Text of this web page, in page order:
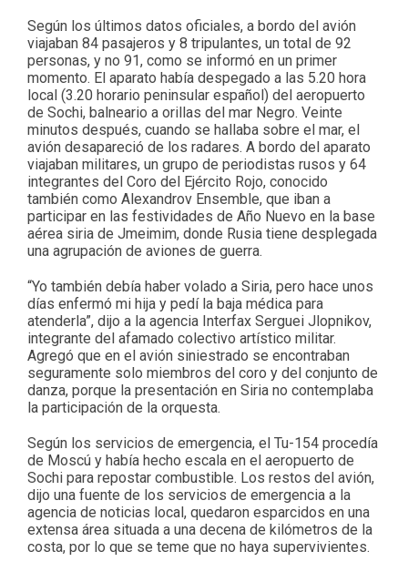
Según los últimos datos oficiales, a bordo del avión
viajaban 84 pasajeros y 8 tripulantes, un total de 92
personas, y no 91, como se informó en un primer
momento. El aparato había despegado a las 5.20 hora
local (3.20 horario peninsular español) del aeropuerto
de Sochi, balneario a orillas del mar Negro. Veinte
minutos después, cuando se hallaba sobre el mar, el
avión desapareció de los radares. A bordo del aparato
viajaban militares, un grupo de periodistas rusos y 64
integrantes del Coro del Ejército Rojo, conocido
también como Alexandrov Ensemble, que iban a
participar en las festividades de Año Nuevo en la base
aérea siria de Jmeimim, donde Rusia tiene desplegada
una agrupación de aviones de guerra.
“Yo también debía haber volado a Siria, pero hace unos
días enfermó mi hija y pedí la baja médica para
atenderla”, dijo a la agencia Interfax Serguei Jlopnikov,
integrante del afamado colectivo artístico militar.
Agregó que en el avión siniestrado se encontraban
seguramente solo miembros del coro y del conjunto de
danza, porque la presentación en Siria no contemplaba
la participación de la orquesta.
Según los servicios de emergencia, el Tu-154 procedía
de Moscú y había hecho escala en el aeropuerto de
Sochi para repostar combustible. Los restos del avión,
dijo una fuente de los servicios de emergencia a la
agencia de noticias local, quedaron esparcidos en una
extensa área situada a una decena de kilómetros de la
costa, por lo que se teme que no haya supervivientes.